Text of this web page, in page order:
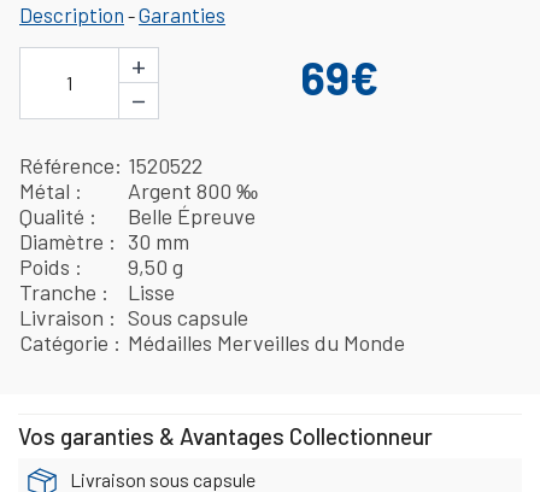
Description -Garanties
1
+
−
69€
Référence 1520522
Métal
Argent 800 ‰
Qualité
Belle Épreuve
Diamètre
30 mm
Poids
9,50 g
Tranche
Lisse
Livraison
Sous capsule
Catégorie
Médailles Merveilles du Monde
Vos garanties & Avantages Collectionneur
Livraison sous capsule